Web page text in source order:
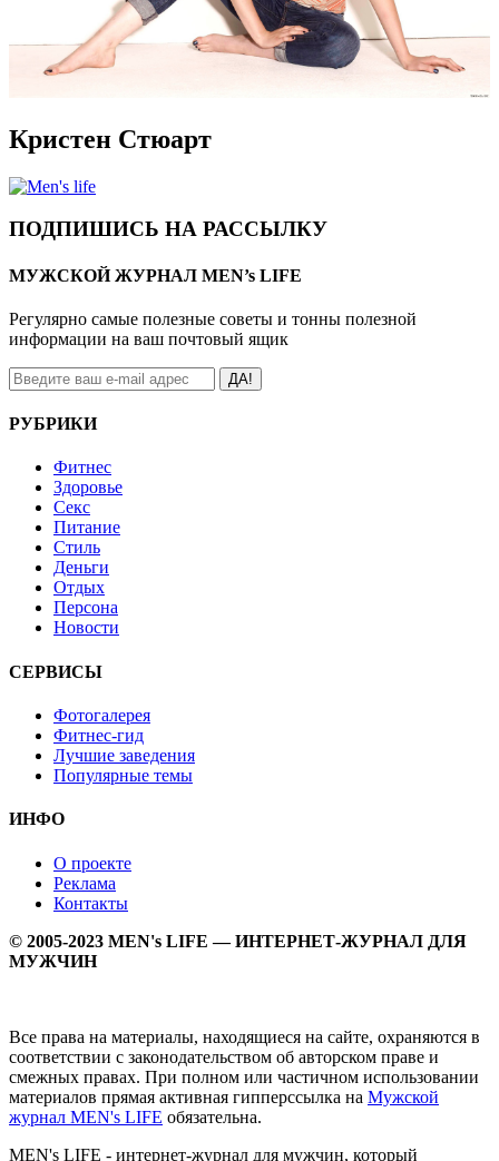
Кристен Стюарт
ПОДПИШИСЬ НА РАССЫЛКУ
МУЖСКОЙ ЖУРНАЛ MEN’s LIFE
Регулярно самые полезные советы и тонны полезной
информации на ваш почтовый ящик
ДА!
РУБРИКИ
Фитнес
Здоровье
Секс
Питание
Стиль
Деньги
Отдых
Персона
Новости
СЕРВИСЫ
Фотогалерея
Фитнес-гид
Лучшие заведения
Популярные темы
ИНФО
О проекте
Реклама
Контакты
© 2005-2023 MEN's LIFE — ИНТЕРНЕТ-ЖУРНАЛ ДЛЯ
МУЖЧИН
Все права на материалы, находящиеся на сайте, охраняются в
соответствии с законодательством об авторском праве и
смежных правах. При полном или частичном использовании
материалов прямая активная гипперссылка на Мужской
журнал MEN's LIFE обязательна.
MEN's LIFE - интернет-журнал для мужчин, который